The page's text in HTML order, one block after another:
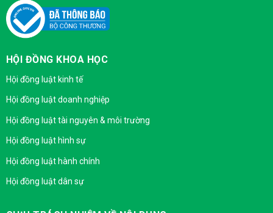
HỘI ĐỒNG KHOA HỌC
Hội đồng luật kinh tế
Hội đồng luật doanh nghiệp
Hội đồng luật tài nguyên & môi trường
Hội đồng luật hình sự
Hội đồng luật hành chính
Hội đồng luật dân sự